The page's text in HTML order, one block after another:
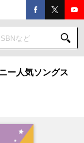
ー人気ソングス